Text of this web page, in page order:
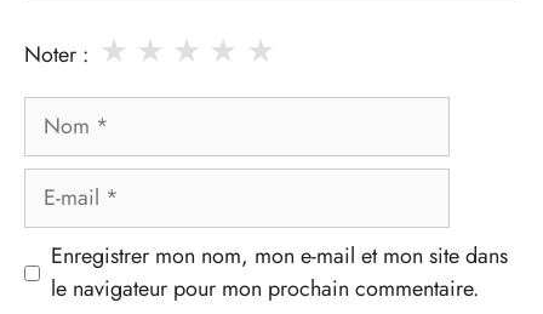
Noter : ★
★
★
★
★
Nom
Enregistrer mon nom, mon e-mail et mon site dans
le navigateur pour mon prochain commentaire.